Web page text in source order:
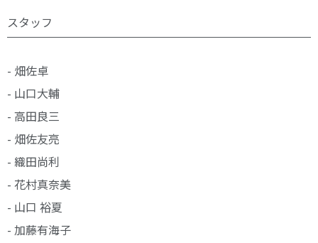
スタッフ
- 畑佐卓
- 山口大輔
- 高田良三
- 畑佐友亮
- 織田尚利
- 花村真奈美
- 山口 裕夏
- 加藤有海子